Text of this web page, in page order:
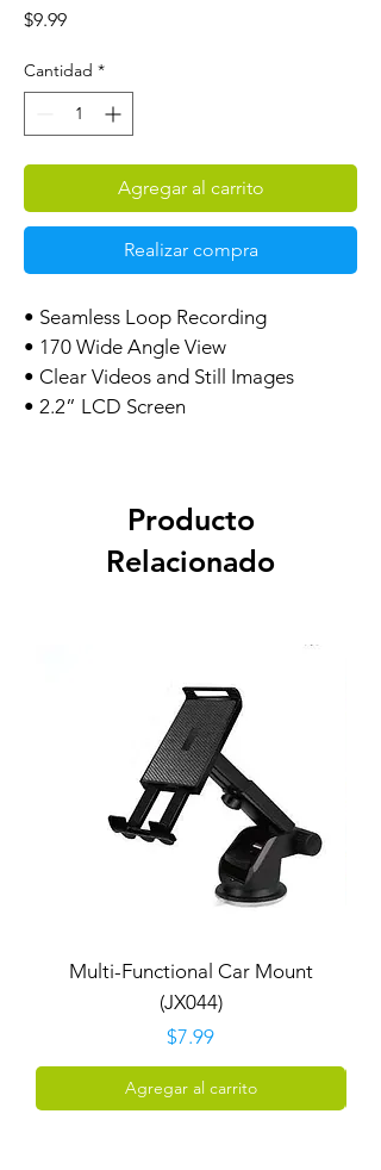
$9.99Precio
Cantidad *
Agregar al carrito
Realizar compra
• Seamless Loop Recording
• 170 Wide Angle View
• Clear Videos and Still Images
• 2.2” LCD Screen
Producto
Relacionado
Multi-Functional Car Mount
(JX044)
Precio
$7.99
Agregar al carrito